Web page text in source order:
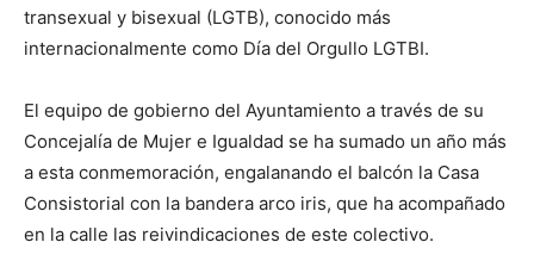
transexual y bisexual (LGTB), conocido más
internacionalmente como Día del Orgullo LGTBI.
El equipo de gobierno del Ayuntamiento a través de su
Concejalía de Mujer e Igualdad se ha sumado un año más
a esta conmemoración, engalanando el balcón la Casa
Consistorial con la bandera arco iris, que ha acompañado
en la calle las reivindicaciones de este colectivo.